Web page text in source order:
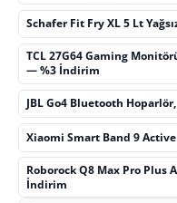
Schafer Fit Fry XL 5 Lt
TCL 27G64 Gaming
— %3 İndirim
JBL Go4 Bluetooth
Xiaomi Smart Band 9
Roborock Q8 Max Pro Plus
İndirim